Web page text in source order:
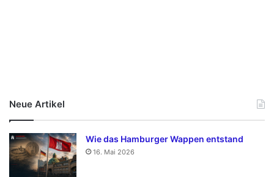
Neue Artikel
Wie das Hamburger Wappen entstand
16. Mai 2026